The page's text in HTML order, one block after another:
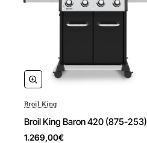
Broil King
Broil King Baron 420 (875-253)
1.269,00€